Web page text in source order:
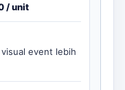
/ unit
event lebih